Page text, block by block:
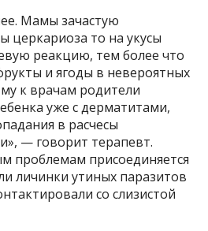
Мамы зачастую
церкариоза то на укусы
реакцию, тем более что
и ягоды в невероятных
к врачам родители
уже с дерматитами,
в расчесы
— говорит терапевт.
проблемам присоединяется
личинки утиных паразитов
со слизистой